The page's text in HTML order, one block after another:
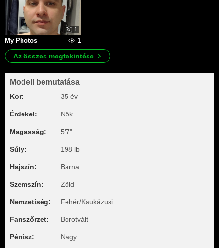
1
My Photos
1
Az összes megtekintése
Modell bemutatása
Kor: 35 év
Érdekel: Nők
Magasság: 5'7"
Súly: 198 lb
Hajszín: Barna
Szemszín: Zöld
Nemzetiség: Fehér/Kaukázusi
Fanszőrzet: Borotvált
Pénisz: Nagy